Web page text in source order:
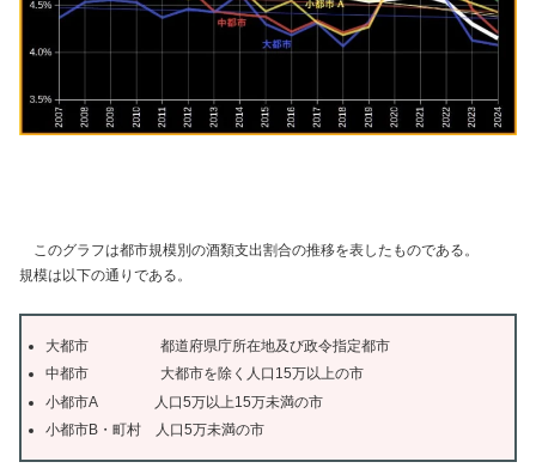
このグラフは都市規模別の酒類支出割合の推移を表したものである。
規模は以下の通りである。
大都市 都道府県庁所在地及び政令指定都市
中都市 大都市を除く人口15万以上の市
小都市A 人口5万以上15万未満の市
小都市B・町村 人口5万未満の市